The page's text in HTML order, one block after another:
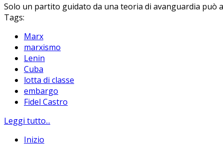
Solo un partito guidato da una teoria di avanguardia può
Tags:
Marx
marxismo
Lenin
Cuba
lotta di classe
embargo
Fidel Castro
Leggi tutto...
Inizio